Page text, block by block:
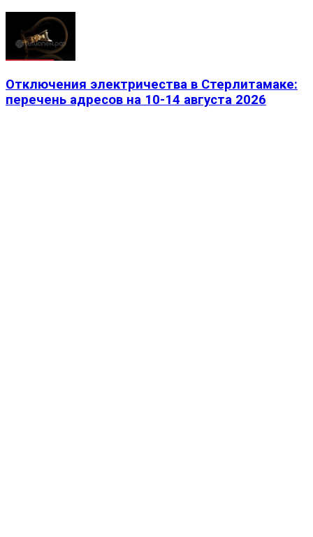
Отключения электричества в Стерлитамаке:
перечень адресов на 10-14 августа 2026